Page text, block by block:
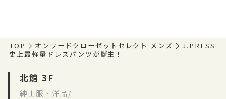
TOP オンワードクローゼットセレクト メンズ
J.PRESS
史上最軽量ドレスパンツが誕生！
北館 3F
紳士服・洋品/